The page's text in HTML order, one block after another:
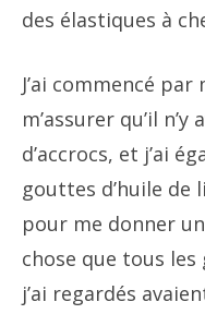
des élastiques à
J’ai commencé
m’assurer qu’il
d’accrocs, et j’ai
gouttes d’huile de
pour me donner
chose que tous
j’ai regardés